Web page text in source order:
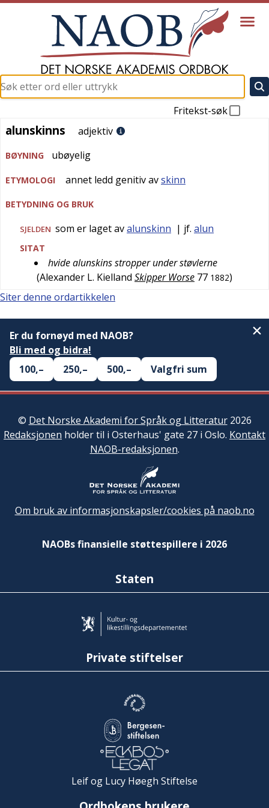
Fritekst-søk
alunskinns
alunskinns adjektiv
BØYNING ubøyelig
ETYMOLOGI annet ledd genitiv avskinn
BETYDNING OG BRUK
SJELDEN som er laget avalunskinn | jf. alun
SITAT
hvide alunskins stropper under støvlerne
(Alexander L. Kielland Skipper Worse 77 1882)
Siter denne ordartikkelen
Er du fornøyd med NAOB?
Bli med og bidra!
100,–
250,– 500,– Valgfri sum
© Det Norske Akademi for Språk og Litteratur2026
Redaksjonen holder til i Osterhaus' gate 27 i Oslo. Kontakt
NAOB-redaksjonen.
Om bruk av informasjonskapsler/cookies på naob.no
NAOBs finansielle støttespillere i 2026
Staten
Private stiftelser
Leif og Lucy Høegh Stiftelse